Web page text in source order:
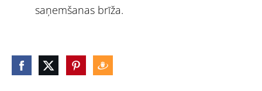
saņemšanas brīža.